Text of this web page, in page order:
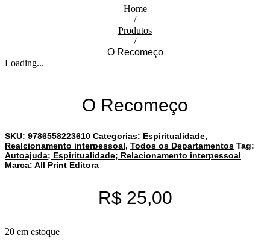
Home
/
Produtos
/
O Recomeço
Loading...
O Recomeço
SKU: 9786558223610 Categorias: Espiritualidade,
Realcionamento interpessoal, Todos os Departamentos Tag:
Autoajuda; Espiritualidade; Relacionamento interpessoal
Marca: All Print Editora
R$25,00
20 em estoque